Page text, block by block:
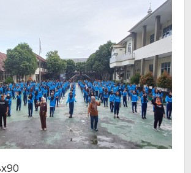
SMAN
1
Bandar
Lampung